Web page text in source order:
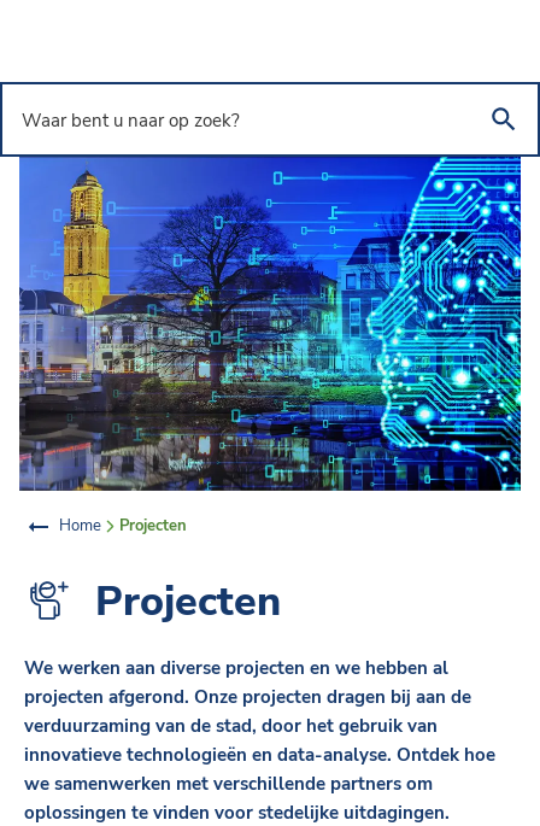
Home Projecten
Projecten
We werken aan diverse projecten en we hebben al
projecten afgerond. Onze projecten dragen bij aan de
verduurzaming van de stad, door het gebruik van
innovatieve technologieën en data-analyse. Ontdek hoe
we samenwerken met verschillende partners om
oplossingen te vinden voor stedelijke uitdagingen.